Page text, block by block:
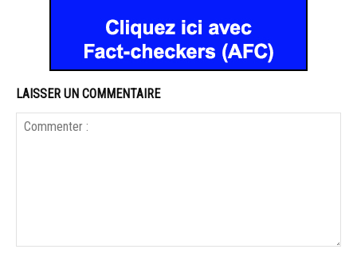
LAISSER UN COMMENTAIRE